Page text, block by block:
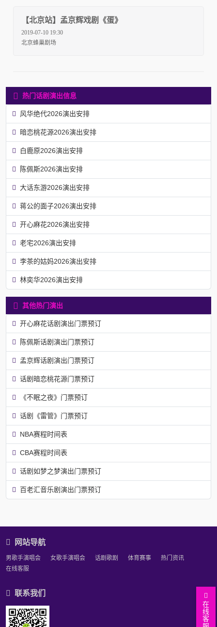
【北京站】孟京辉戏剧《蛋》
2019-07-10 19:30
北京蜂巢剧场
热门话剧演出信息
风华绝代2026演出安排
暗恋桃花源2026演出安排
白鹿原2026演出安排
陈佩斯2026演出安排
大话东游2026演出安排
蒋公的面子2026演出安排
开心麻花2026演出安排
老宅2026演出安排
李茶的姑妈2026演出安排
林奕华2026演出安排
其他热门演出
开心麻花话剧演出门票预订
陈佩斯话剧演出门票预订
孟京辉话剧演出门票预订
话剧暗恋桃花源门票预订
《不眠之夜》门票预订
话剧《雷管》门票预订
NBA赛程时间表
CBA赛程时间表
话剧如梦之梦演出门票预订
百老汇音乐剧演出门票预订
网站导航
男歌手演唱会 女歌手演唱会 话剧歌剧 体育赛事
热门资讯
在线客服
在
线
客
联系我们